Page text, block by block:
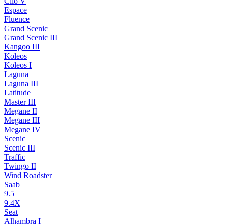
Espace
Fluence
Grand Scenic
Grand Scenic III
Kangoo III
Koleos
Koleos I
Laguna
Laguna III
Latitude
Master III
Megane II
Megane III
Megane IV
Scenic
Scenic III
Traffic
Twingo II
Wind Roadster
Saab
9.5
9.4X
Seat
Alhambra I